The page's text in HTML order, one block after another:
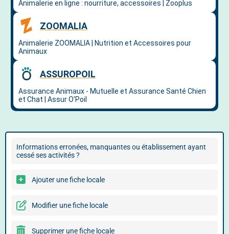
Informations erronées, manquantes ou établissement ayant
cessé ses activités ?
Ajouter une fiche locale
Modifier une fiche locale
Supprimer une fiche locale